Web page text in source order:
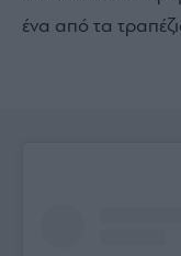
ένα από τα